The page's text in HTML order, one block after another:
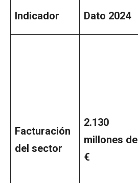
Indicador Dato 2024
Facturación
del sector
2.130
millones de
€